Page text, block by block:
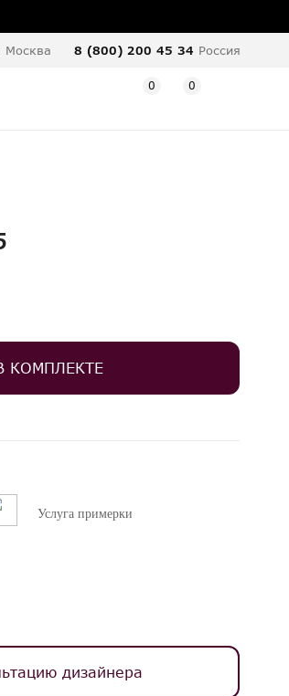
Москва 8 (800) 200 45 34 Россия
0 0
КОМПЛЕКТЕ
Услуга примерки
дизайнера